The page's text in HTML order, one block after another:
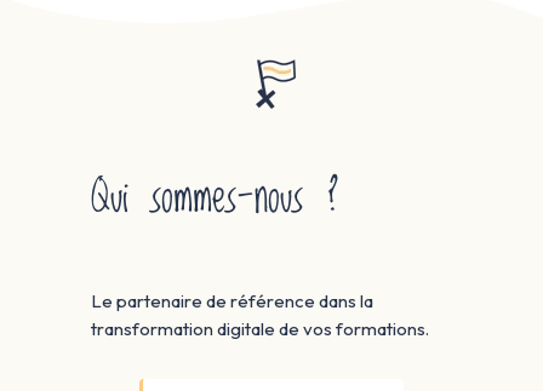
Qui sommes-nous ?
Le partenaire de référence dans la
transformation digitale de vos formations.